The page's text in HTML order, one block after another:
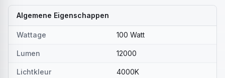
Algemene Eigenschappen
Wattage 100 Watt
Lumen 12000
Lichtkleur 4000K